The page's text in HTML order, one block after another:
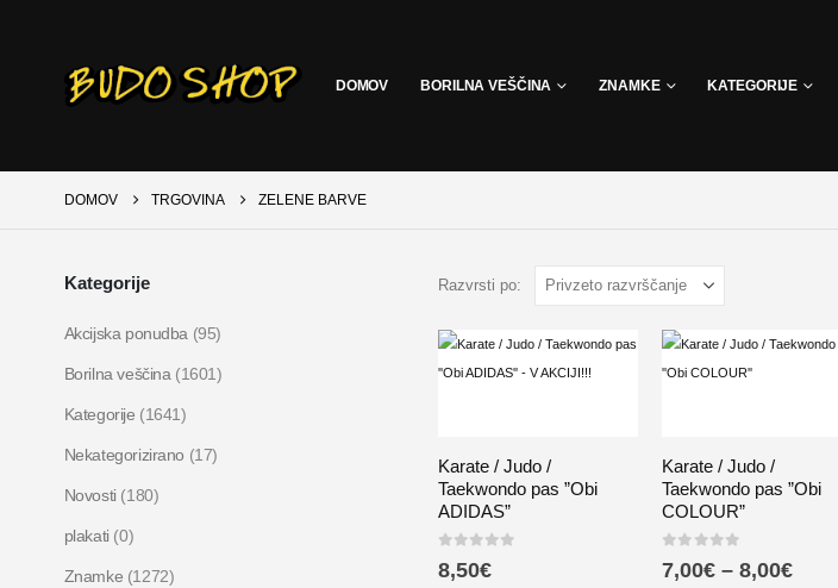
DOMOV BORILNA VEŠČINA ZNAMKE KATEGORIJE
DOMOV TRGOVINA ZELENE BARVE
Razvrsti po:
Karate / Judo /
Taekwondo pas ”Obi
ADIDAS”
8,50€
Karate / Judo /
Taekwondo pas ”Obi
COLOUR”
7,00€ – 8,00€
Kategorije
Akcijska ponudba (95)
Borilna veščina (1601)
Kategorije (1641)
Nekategorizirano (17)
Novosti (180)
plakati (0)
Znamke (1272)